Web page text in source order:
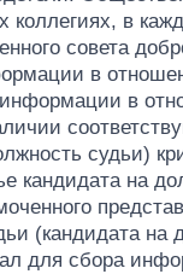
коллегиях, в
совета
в
в
судьи)
кандидата на
(кандидата на
для сбора